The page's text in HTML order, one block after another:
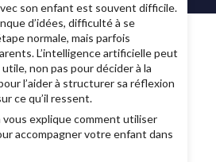
son enfant est souvent difficile.
d’idées, difficulté à se
normale, mais parfois
L’intelligence artificielle peut
non pas pour décider à la
l’aider à structurer sa réflexion
ce qu’il ressent.
vous explique comment utiliser
accompagner votre enfant dans